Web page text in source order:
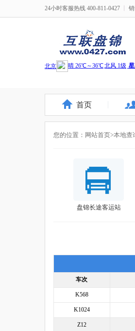
24小时客服热线 400-811-0427
首页
您的位置： 网站首页>本地查
盘锦长途客运站
车次
K568
K1024
Z12